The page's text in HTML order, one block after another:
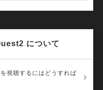
について
視聴するにはどうすれば